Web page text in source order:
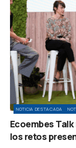
NOTICIA DESTACADA
Ecoembes
los retos